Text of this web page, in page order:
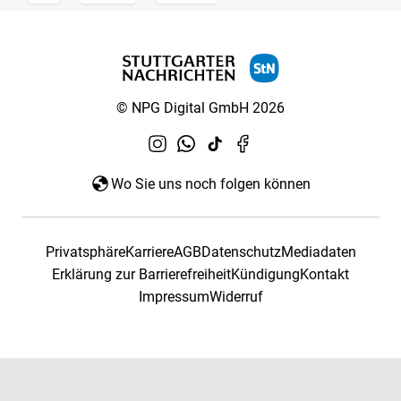
© NPG Digital GmbH 2026
Wo Sie uns noch folgen können
PrivatsphäreKarriereAGBDatenschutzMediadaten
Erklärung zur BarrierefreiheitKündigungKontakt
ImpressumWiderruf